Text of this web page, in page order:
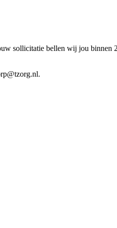
sollicitatie bellen wij jou binnen